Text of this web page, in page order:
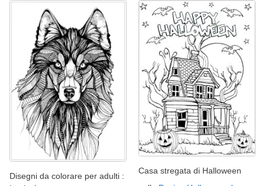
Disegni da colorare per adulti :
Casa stregata di Halloween